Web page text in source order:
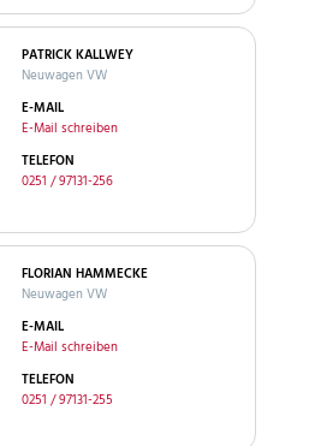
PATRICK KALLWEY
Neuwagen VW
E-MAIL
E-Mail schreiben
TELEFON
0251 / 97131-256
FLORIAN HAMMECKE
Neuwagen VW
E-MAIL
E-Mail schreiben
TELEFON
0251 / 97131-255